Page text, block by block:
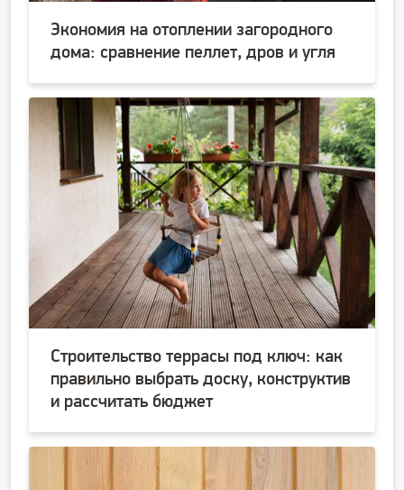
Экономия на отоплении загородного
дома: сравнение пеллет, дров и угля
Строительство террасы под ключ: как
правильно выбрать доску, конструктив
и рассчитать бюджет